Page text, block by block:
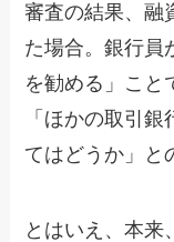
審査の結果、融
た場合。銀行員
を勧める」こと
「ほかの取引
てはどうか」と
とはいえ、本来